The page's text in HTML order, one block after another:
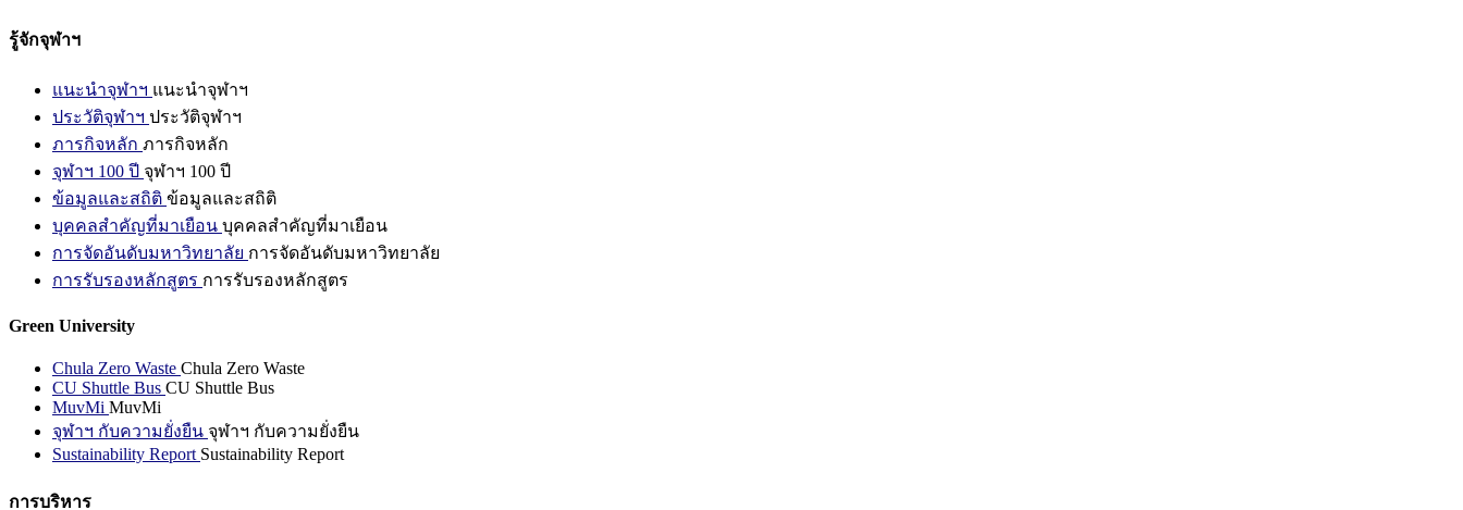
รู้จักจุฬาฯ
แนะนำจุฬาฯ แนะนำจุฬาฯ
ประวัติจุฬาฯ ประวัติจุฬาฯ
ภารกิจหลัก ภารกิจหลัก
จุฬาฯ 100 ปี จุฬาฯ 100 ปี
ข้อมูลและสถิติ ข้อมูลและสถิติ
บุคคลสำคัญที่มาเยือน บุคคลสำคัญที่มาเยือน
การจัดอันดับมหาวิทยาลัย การจัดอันดับมหาวิทยาลัย
การรับรองหลักสูตร การรับรองหลักสูตร
Green University
Chula Zero Waste Chula Zero Waste
CU Shuttle Bus CU Shuttle Bus
MuvMi MuvMi
จุฬาฯ กับความยั่งยืน จุฬาฯ กับความยั่งยืน
Sustainability Report Sustainability Report
การบริหาร